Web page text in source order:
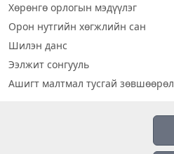
Хөрөнгө орлогын мэдүүлэг
Орон нутгийн хөгжлийн сан
Шилэн данс
Ээлжит сонгууль
Ашигт малтмал тусгай зөвшөөрөл